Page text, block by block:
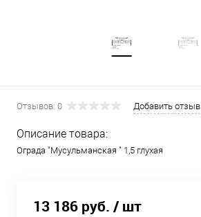
Отзывов: 0 Добавить отзыв
Описание товара:
Ограда "Мусульманская " 1,5 глухая
13 186 руб. / шт